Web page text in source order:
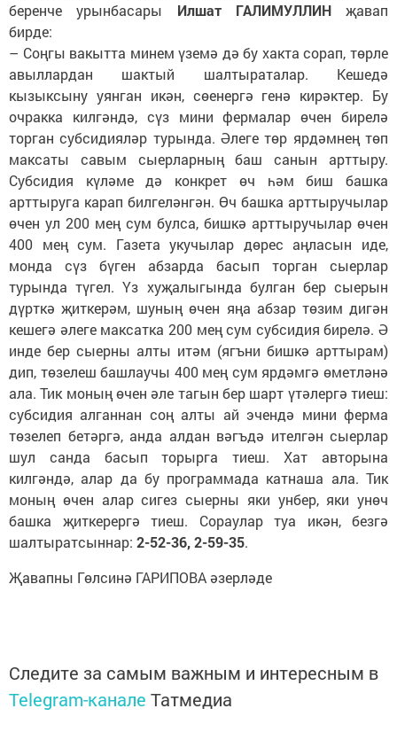
беренче урынбасары Илшат ГАЛИМУЛЛИНҗавап
бирде:
– Соңгы вакытта минем үземә дә бу хакта сорап, төрле
авыллардан шактый шалтыраталар. Кешедә
кызыксыну уянган икән, сөенергә генә кирәктер. Бу
очракка килгәндә, сүз мини фермалар өчен бирелә
торган субсидияләр турында. Әлеге төр ярдәмнең төп
максаты савым сыерларның баш санын арттыру.
Субсидия күләме дә конкрет өч һәм биш башка
арттыруга карап билгеләнгән. Өч башка арттыручылар
өчен ул 200 мең сум булса, бишкә арттыручылар өчен
400 мең сум. Газета укучылар дөрес аңласын иде,
монда сүз бүген абзарда басып торган сыерлар
турында түгел. Үз хуҗалыгында булган бер сыерын
дүрткә җиткерәм, шуның өчен яңа абзар төзим дигән
кешегә әлеге максатка 200 мең сум субсидия бирелә. Ә
инде бер сыерны алты итәм (ягъни бишкә арттырам)
дип, төзелеш башлаучы 400 мең сум ярдәмгә өметләнә
ала. Тик моның өчен әле тагын бер шарт үтәлергә тиеш:
субсидия алганнан соң алты ай эчендә мини ферма
төзелеп бетәргә, анда алдан вәгъдә ителгән сыерлар
шул санда басып торырга тиеш. Хат авторына
килгәндә, алар да бу программада катнаша ала. Тик
моның өчен алар сигез сыерны яки унбер, яки унөч
башка җиткерергә тиеш. Сораулар туа икән, безгә
шалтыратсыннар: 2-52-36, 2-59-35.
Җавапны Гөлсинә ГАРИПОВА әзерләде
Следите за самым важным и интересным в
Telegram-канале Татмедиа